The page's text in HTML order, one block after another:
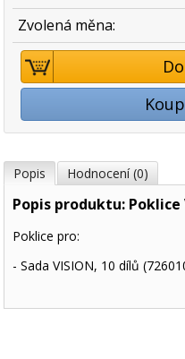
Zvolená měna:
Popis Hodnocení (0)
Popis produktu: Poklice
Poklice pro:
- Sada VISION, 10 dílů